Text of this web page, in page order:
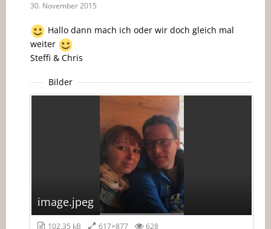
30. November 2015
Hallo dann mach ich oder wir doch gleich mal
weiter
Steffi & Chris
Bilder
image.jpeg
102,35 kB 617×877 628